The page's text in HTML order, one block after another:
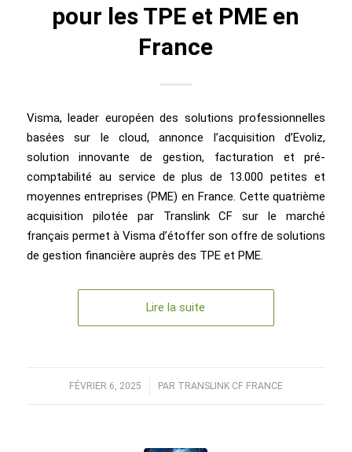
pour les TPE et PME en
France
Visma, leader européen des solutions professionnelles
basées sur le cloud, annonce l’acquisition d’Evoliz,
solution innovante de gestion, facturation et pré-
comptabilité au service de plus de 13.000 petites et
moyennes entreprises (PME) en France. Cette quatrième
acquisition pilotée par Translink CF sur le marché
français permet à Visma d’étoffer son offre de solutions
de gestion financière auprès des TPE et PME.
Lire la suite
FÉVRIER 6, 2025
/ PAR TRANSLINK CF FRANCE